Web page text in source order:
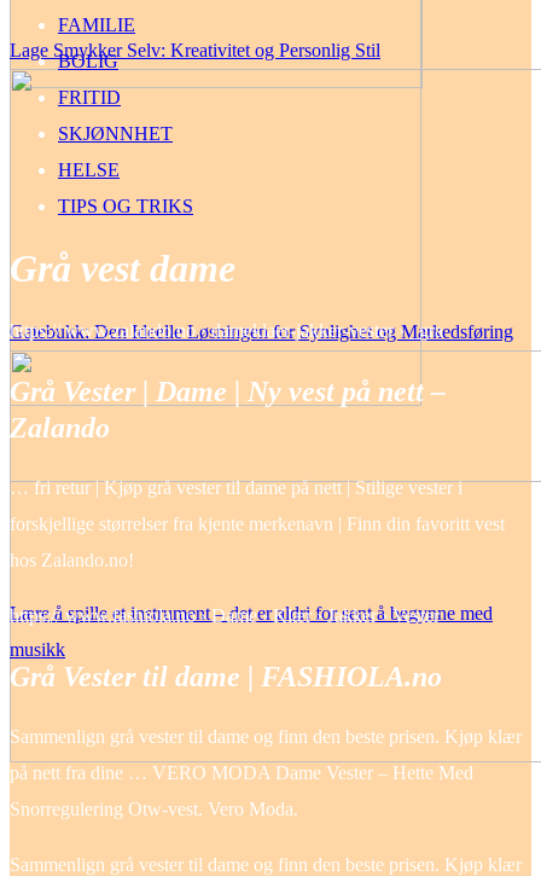
Lage Smykker Selv: Kreativitet og Personlig Stil
Gatebukk: Den Ideelle Løsningen for Synlighet og Markedsføring
Lære å spille et instrument – det er aldri for sent å begynne med
musikk
FAMILIE
BOLIG
FRITID
SKJØNNHET
HELSE
TIPS OG TRIKS
Grå vest dame
https:// www.zalando.no › dameklaer-jakker-vester › _gra
Grå Vester | Dame | Ny vest på nett –
Zalando
… fri retur | Kjøp grå vester til dame på nett | Stilige vester i
forskjellige størrelser fra kjente merkenavn | Finn din favoritt vest
hos Zalando.no!
https:// www.fashiola.no › Dame › Klær › Jakker › Vester
Grå Vester til dame | FASHIOLA.no
Sammenlign grå vester til dame og finn den beste prisen. Kjøp klær
på nett fra dine … VERO MODA Dame Vester – Hette Med
Snorregulering Otw-vest. Vero Moda.
Sammenlign grå vester til dame og finn den beste prisen. Kjøp klær